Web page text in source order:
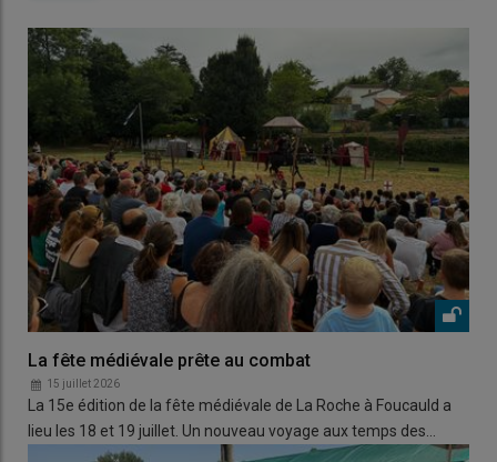
La fête médiévale prête au combat
15 juillet 2026
La 15e édition de la fête médiévale de La Roche à Foucauld a
lieu les 18 et 19 juillet. Un nouveau voyage aux temps des…